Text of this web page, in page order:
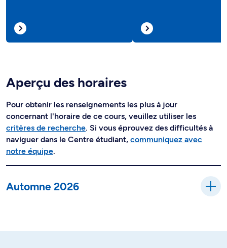
Aperçu des horaires
Pour obtenir les renseignements les plus à jour
concernant l'horaire de ce cours, veuillez utiliser les
critères de recherche. Si vous éprouvez des difficultés à
naviguer dans le Centre étudiant, communiquez avec
notre équipe.
Automne 2026